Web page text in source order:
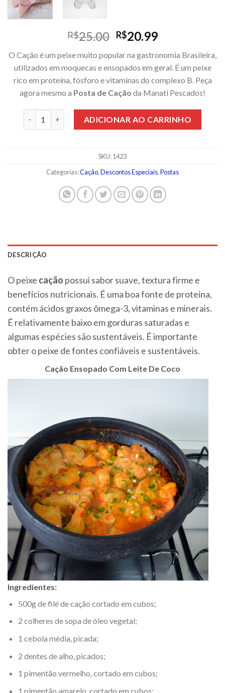
R$25.00 O
original
era:
R$25.00.
R$20.99O
atual
é:
R$20.99.
O Cação é um peixe muito popular na gastronomia Brasileira,
utilizados em moquecas e ensopados em geral. É um peixe
rico em proteína, fósforo e vitaminas do complexo B. Peça
agora mesmo a Posta de Cação da Manati Pescados!
ADICIONAR AO CARRINHO
SKU:1423
Categorias:Cação,Descontos Especiais,Postas
DESCRIÇÃO
O peixe cação possui sabor suave, textura firme e
benefícios nutricionais. É uma boa fonte de proteína,
contém ácidos graxos ômega-3, vitaminas e minerais.
É relativamente baixo em gorduras saturadas e
algumas espécies são sustentáveis. É importante
obter o peixe de fontes confiáveis e sustentáveis.
Cação Ensopado Com Leite De Coco
Ingredientes:
500g de filé de cação cortado em cubos;
2 colheres de sopa de óleo vegetal;
1 cebola média, picada;
2 dentes de alho, picados;
1 pimentão vermelho, cortado em cubos;
1 pimentão amarelo, cortado em cubos;